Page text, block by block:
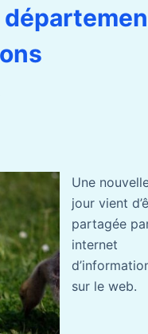
Une
jour vient
partagée
internet
sur le web.